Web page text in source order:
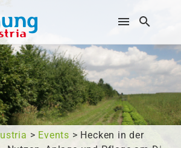
> Events > Hecken in der